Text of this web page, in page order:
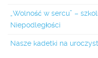
„Wolność w sercu” –
Niepodległości
Nasze kadetki na